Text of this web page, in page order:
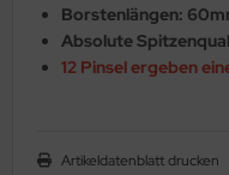
Borstenlängen:
Absolute
12 Pinsel ergeben
Artikeldatenblatt drucken